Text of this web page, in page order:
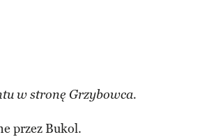
w stronę Grzybowca.
przezBukol.